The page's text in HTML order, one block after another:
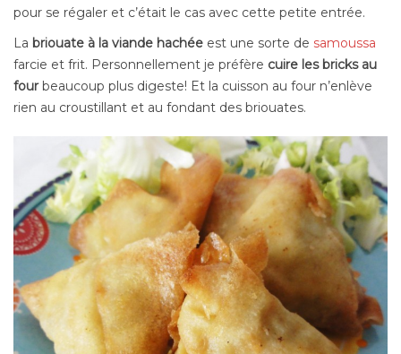
pour se régaler et c’était le cas avec cette petite entrée.
La briouate à la viande hachée est une sorte de samoussa
farcie et frit. Personnellement je préfère cuire les bricks au
fourbeaucoup plus digeste! Et la cuisson au four n’enlève
rien au croustillant et au fondant des briouates.